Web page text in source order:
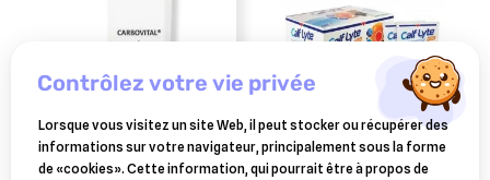
OSALIA
VÉTOQUINOL
contrôlez votre vie privée
Lorsque vous visitez un site Web, il peut stocker ou récupérer des
informations sur votre navigateur, principalement sous la forme
de «cookies». Cette information, qui pourrait être à propos de